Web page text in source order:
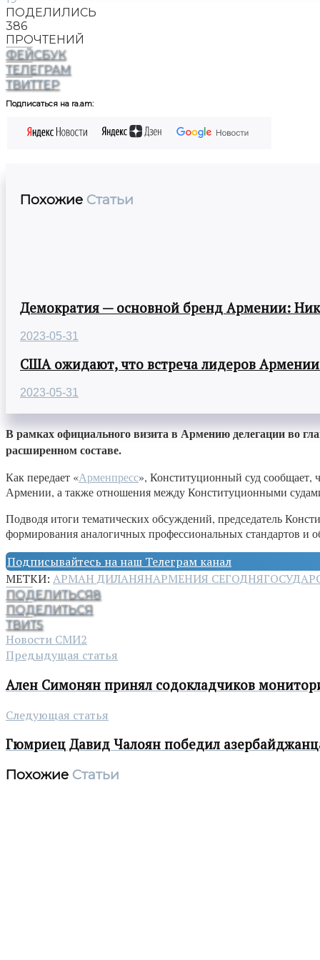
ПОДЕЛИЛИСЬ
386
ПРОЧТЕНИЙ
ФЕЙСБУК
ТЕЛЕГРАМ
ТВИТТЕР
Подписаться на ra.am:
Похожие Статьи
Демократия — основной бренд Армении:
2023-05-31
США ожидают, что встреча лидеров
2023-05-31
В рамках официального визита в Армению делегации во
расширенном составе.
Как передает «Арменпресс», Конституционный суд сообщает,
Армении, а также отношения между Конституционными
Подводя итоги тематических обсуждений, председатель
формирования аналогичных профессиональных стандартов и
Подписывайтесь на наш Телеграм канал
МЕТКИ: АРМАН ДИЛАНЯНАРМЕНИЯ СЕГОДНЯ
ПОДЕЛИТЬСЯ8
ПОДЕЛИТЬСЯ
ТВИТ5
Новости СМИ2
Предыдущая статья
Ален Симонян принял содокладчиков
Следующая статья
Гюмриец Давид Чалоян победил
Похожие Статьи